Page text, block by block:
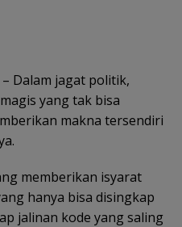
– Dalam jagat politik,
yang tak bisa
makna tersendiri
memberikan isyarat
hanya bisa disingkap
jalinan kode yang saling